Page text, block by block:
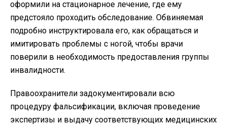
оформили на стационарное лечение, где ему
предстояло проходить обследование. Обвиняемая
подробно инструктировала его, как обращаться и
имитировать проблемы с ногой, чтобы врачи
поверили в необходимость предоставления группы
инвалидности.
Правоохранители задокументировали всю
процедуру фальсификации, включая проведение
экспертизы и выдачу соответствующих медицинских